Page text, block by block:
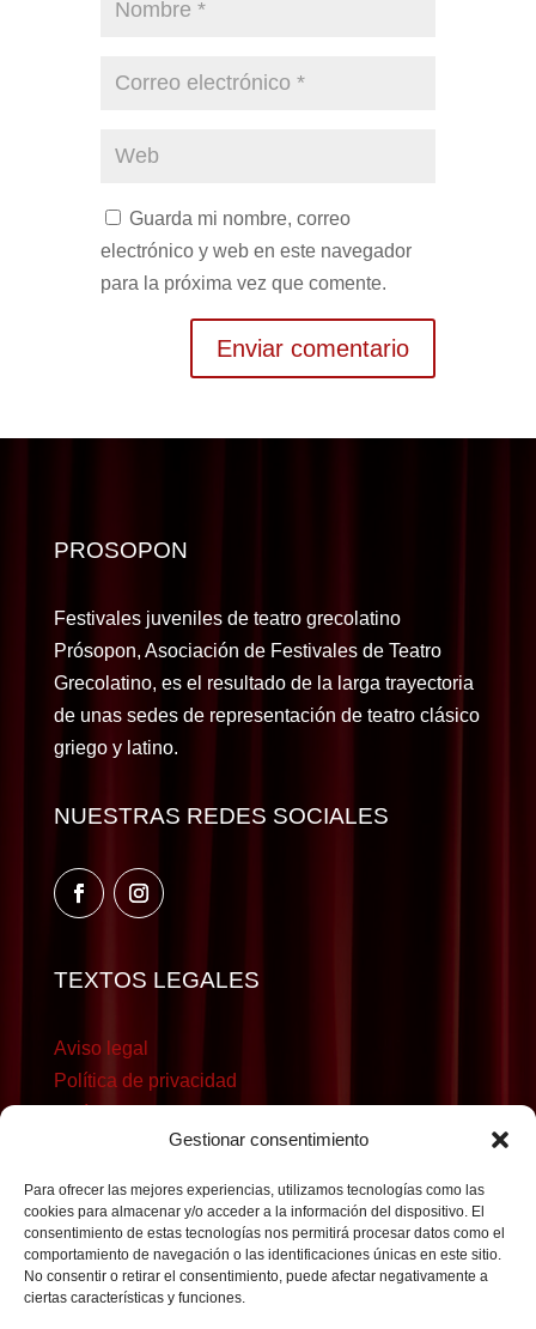
Gestionar consentimiento
Para ofrecer las mejores experiencias, utilizamos tecnologías como las
cookies para almacenar y/o acceder a la información del dispositivo. El
consentimiento de estas tecnologías nos permitirá procesar datos como el
comportamiento de navegación o las identificaciones únicas en este sitio.
No consentir o retirar el consentimiento, puede afectar negativamente a
ciertas características y funciones.
Guarda mi nombre, correo
electrónico y web en este navegador
para la próxima vez que comente.
PROSOPON
Festivales juveniles de teatro grecolatino
Prósopon, Asociación de Festivales de Teatro
Grecolatino, es el resultado de la larga trayectoria
de unas sedes de representación de teatro clásico
griego y latino.
NUESTRAS REDES SOCIALES
TEXTOS LEGALES
Aviso legal
Política de privacidad